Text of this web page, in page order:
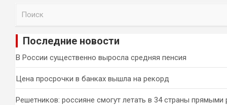
и
Последние новости
В России существенно выросла средняя пенсия
Цена просрочки в банках вышла на рекорд
Решетников: россияне смогут летать в 34 страны прямыми